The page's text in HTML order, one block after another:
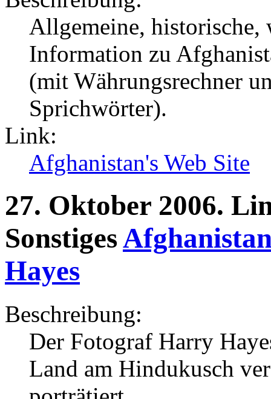
Allgemeine,
Information zu
(mit Währungsrechner
Sprichwörter).
Link:
Afghanistan's Web Site
27. Oktober 2006.
Sonstiges
Hayes
Beschreibung:
Der Fotograf Harry
Land am Hindukusch